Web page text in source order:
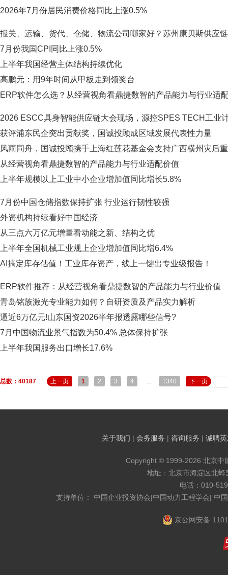
2026年7月份居民消费价格同比上涨0.5%
报关、运输、货代、仓储、物流公司哪家好？苏州康贝斯供应
7月份我国CPI同比上涨0.5%
上半年我国经营主体结构持续优化
高鹏元：用9年时间从甲板走到领奖台
ERP软件怎么选？从经营视角看鼎捷数智的产品能力与行业适
2026 ESCC具身智能供应链大会现场，源控SPES TECH工业
获评浦东民企突出贡献奖，国诚投顾成区域发展代表性力量
风雨同舟，国诚投顾携手上海红莲花基金会支持广西横州灾后
从经营视角看鼎捷数智的产品能力与行业适配价值
上半年规模以上工业中小企业增加值同比增长5.8%
7月份中国仓储指数保持扩张 行业运行韧性较强
外资机构持续看好中国经济
从三点六万亿元增量看动能之新、结构之优
上半年全国机械工业规上企业增加值同比增6.4%
AI搞定库存估值！工业库存资产，线上一键出专业级报告！
ERP软件推荐：从经营视角看鼎捷数智的产品能力与行业价值
青岛铭族激光专业能力如何？自研资质及产品实力解析
逼近6万亿元!山东国资2026半年报透露哪些信号?
7月中国物流业景气指数为50.4% 总体保持扩张
上半年我国服务出口增长17.6%
总数：40187 上一页 1 2 3 4 ... 1340 下一页
关于我们 | 会务服务 | 咨询服务 | 诚聘
Copyright © 1999-2026 北京中
地址：北京市海淀区北
电话：010-
支持单位： 中国企业投资协会|中国动力工程学会| 中
京公网安备